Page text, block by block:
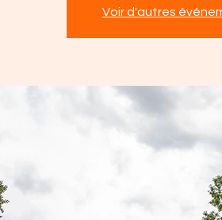
Voir d'autres